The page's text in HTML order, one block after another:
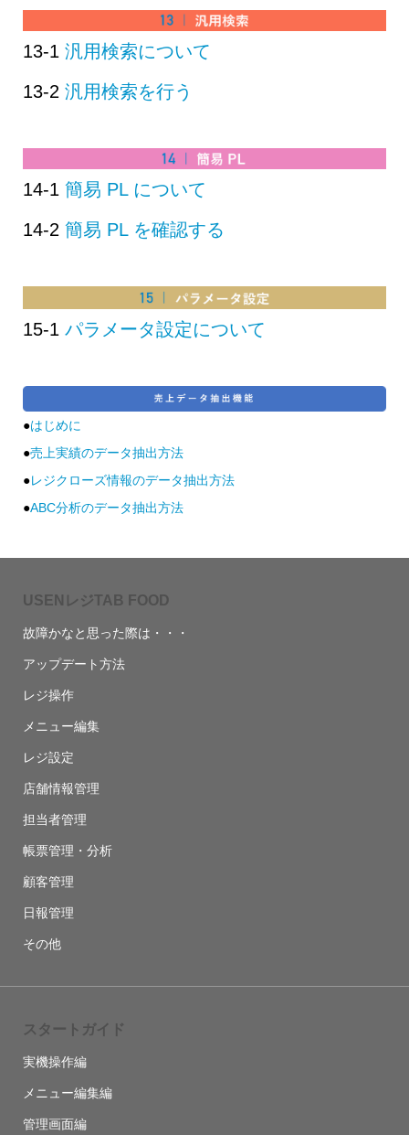
13-1 汎用検索について
13-2 汎用検索を行う
14-1 簡易 PL について
14-2 簡易 PL を確認する
15-1 パラメータ設定について
●はじめに
●売上実績のデータ抽出方法
●レジクローズ情報のデータ抽出方法
●ABC分析のデータ抽出方法
USENレジTAB FOOD
故障かなと思った際は・・・
アップデート方法
レジ操作
メニュー編集
レジ設定
店舗情報管理
担当者管理
帳票管理・分析
顧客管理
日報管理
その他
スタートガイド
実機操作編
メニュー編集編
管理画面編